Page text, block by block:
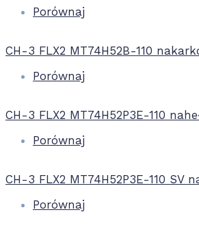
Porównaj
CH-3 FLX2 MT74H52B-110
Porównaj
CH-3 FLX2 MT74H52P3E-110
Porównaj
CH-3 FLX2 MT74H52P3E-110 SV
Porównaj